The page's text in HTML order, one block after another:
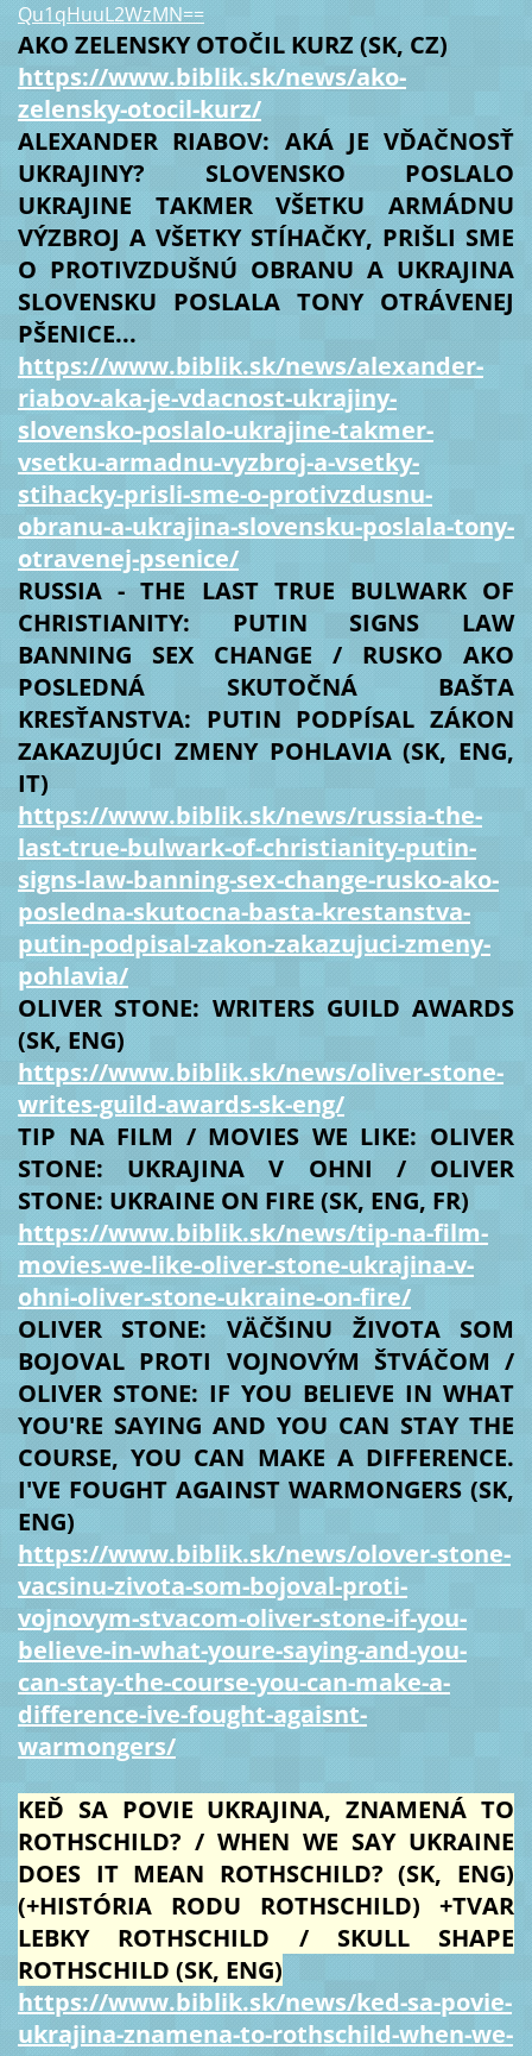
Qu1qHuuL2WzMN==
AKO ZELENSKY OTOČIL KURZ (SK, CZ)
https://www.biblik.sk/news/ako-
zelensky-otocil-kurz/
ALEXANDER RIABOV: AKÁ JE VĎAČNOSŤ
UKRAJINY? SLOVENSKO POSLALO
UKRAJINE TAKMER VŠETKU ARMÁDNU
VÝZBROJ A VŠETKY STÍHAČKY, PRIŠLI SME
O PROTIVZDUŠNÚ OBRANU A UKRAJINA
SLOVENSKU POSLALA TONY OTRÁVENEJ
PŠENICE...
https://www.biblik.sk/news/alexander-
riabov-aka-je-vdacnost-ukrajiny-
slovensko-poslalo-ukrajine-takmer-
vsetku-armadnu-vyzbroj-a-vsetky-
stihacky-prisli-sme-o-protivzdusnu-
obranu-a-ukrajina-slovensku-poslala-tony-
otravenej-psenice/
RUSSIA - THE LAST TRUE BULWARK OF
CHRISTIANITY: PUTIN SIGNS LAW
BANNING SEX CHANGE / RUSKO AKO
POSLEDNÁ SKUTOČNÁ BAŠTA
KRESŤANSTVA: PUTIN PODPÍSAL ZÁKON
ZAKAZUJÚCI ZMENY POHLAVIA (SK, ENG,
IT)
https://www.biblik.sk/news/russia-the-
last-true-bulwark-of-christianity-putin-
signs-law-banning-sex-change-rusko-ako-
posledna-skutocna-basta-krestanstva-
putin-podpisal-zakon-zakazujuci-zmeny-
pohlavia/
OLIVER STONE: WRITERS GUILD AWARDS
(SK, ENG)
https://www.biblik.sk/news/oliver-stone-
writes-guild-awards-sk-eng/
TIP NA FILM / MOVIES WE LIKE: OLIVER
STONE: UKRAJINA V OHNI / OLIVER
STONE: UKRAINE ON FIRE (SK, ENG, FR)
https://www.biblik.sk/news/tip-na-film-
movies-we-like-oliver-stone-ukrajina-v-
ohni-oliver-stone-ukraine-on-fire/
OLIVER STONE: VÄČŠINU ŽIVOTA SOM
BOJOVAL PROTI VOJNOVÝM ŠTVÁČOM /
OLIVER STONE: IF YOU BELIEVE IN WHAT
YOU'RE SAYING AND YOU CAN STAY THE
COURSE, YOU CAN MAKE A DIFFERENCE.
I'VE FOUGHT AGAINST WARMONGERS (SK,
ENG)
https://www.biblik.sk/news/olover-stone-
vacsinu-zivota-som-bojoval-proti-
vojnovym-stvacom-oliver-stone-if-you-
believe-in-what-youre-saying-and-you-
can-stay-the-course-you-can-make-a-
difference-ive-fought-agaisnt-
warmongers/
KEĎ SA POVIE UKRAJINA, ZNAMENÁ TO
ROTHSCHILD? / WHEN WE SAY UKRAINE
DOES IT MEAN ROTHSCHILD? (SK, ENG)
(+HISTÓRIA RODU ROTHSCHILD) +TVAR
LEBKY ROTHSCHILD / SKULL SHAPE
ROTHSCHILD (SK, ENG)
https://www.biblik.sk/news/ked-sa-povie-
ukrajina-znamena-to-rothschild-when-we-